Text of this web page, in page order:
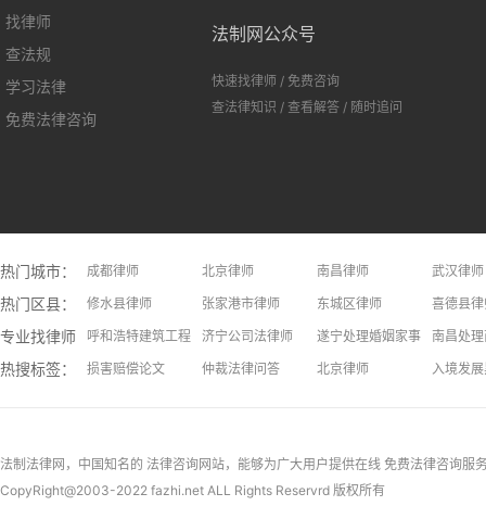
找律师
查法规
学习法律
免费法律咨询
法制网公众号
快速找律师 / 免费咨询
查法律知识 / 查看解答 / 随时追问
热门城市： 成都律师 北京律师 南昌律师
武汉律师
长沙律师
上饶律师 大连律师 长春律师
热门区县： 修水县律师 张家港市律师 东城区律师 喜德县
专业找律师：呼和浩特建筑工程律师济宁公司法律师 遂宁处理婚姻家事问题律师
南昌处
安庆处理假释问题律师焦作处理二手房问题律师青岛处理不正当竞争问题律师
厦门交
热搜标签： 损害赔偿论文 仲裁法律问答 北京律师
入境发
法制法律网 ，中国知名的 法律咨询网站，能够为广大用户提供在线 免费法律咨询服
CopyRight@2003-2022 fazhi.net ALL Rights Reservrd 版权所有